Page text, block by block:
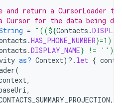
and return a CursorLoader
Cursor for the data being
= "((${Contacts .
.HAS_PHONE_NUMBER}=1)
.DISPLAY_NAME} !=
as? Context) ?. let {
(
,
,
,